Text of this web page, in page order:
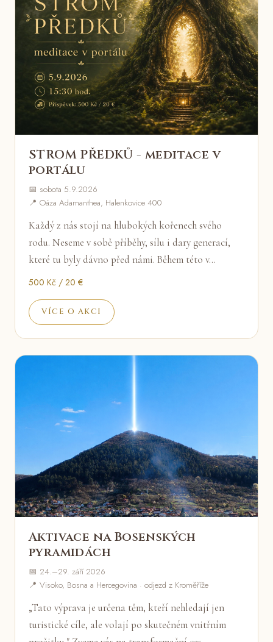
STROM PŘEDKŮ - meditace v
portálu
📅 sobota 5.9.2026
📍 Oáza Adamanthea, Halenkovice 400
Každý z nás stojí na hlubokých kořenech svého
rodu. Neseme v sobě příběhy, sílu i dary generací,
které tu byly dávno před námi. Během této v…
500 Kč / 20 €
VÍCE O AKCI
Aktivace na Bosenských
pyramidách
📅 24.–29. září 2026
📍 Visoko, Bosna a Hercegovina · odjezd z Kroměříže
„Tato výprava je určena těm, kteří nehledají jen
turistické cíle, ale volají po skutečném vnitřním